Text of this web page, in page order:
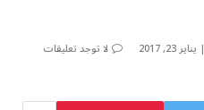
يناير 23, 2017
لا توجد تعليقات